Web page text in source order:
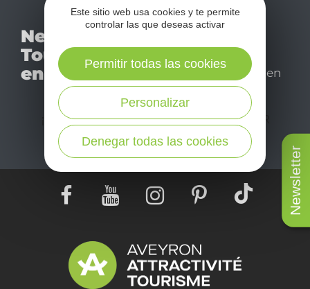
Newsletter
Newsletter
Tourismo
en Aveyron
No se pierda nuestro
déjese inspirar para
disfrutar de su estancia en
el Aveyron.
¡SUSCRÍBASE A NUESTRO NEWSLETTER
Este sitio web usa cookies y te permite
controlar las que deseas activar
Denegar todas las cookies
Personalizar
Permitir todas las cookies